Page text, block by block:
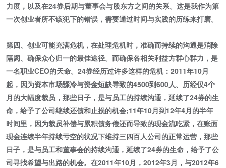
力度，以及在24券后期与董事会与股东方之间的关系。这是我作为第
一次创业者所不该犯下的错误，需要通过时间与实践的历练来打磨。
第四、创业可能充满危机，在处理危机时，准确而持续的沟通是消除
隔阂、确保众心归一的最佳途径。而确保各相关利益方群心群力，是
一名职业CEO的天命。24券经历过许多这样的危机：2011年10月
起，因为资本市场骤冷与资金短缺导致的4500到600人、历经仅4个
月的大幅度裁员，那些日子，是与员工的持续沟通，延续了24券的生
命，给予了公司继续还债和止损的机会;11年10月到12年4月的半年
时间里，因为裁员补偿与累积债务偿还而导致的现金流吃紧，在账面
现金连续半年持续亏空的状况下维持三四百人公司的正常运营，那些
日子，是与员工和董事会的持续沟通，延续了24券的生命，给予了公
司寻找希望与出路的机会。在2011年10月，2012年3月，与2012年6